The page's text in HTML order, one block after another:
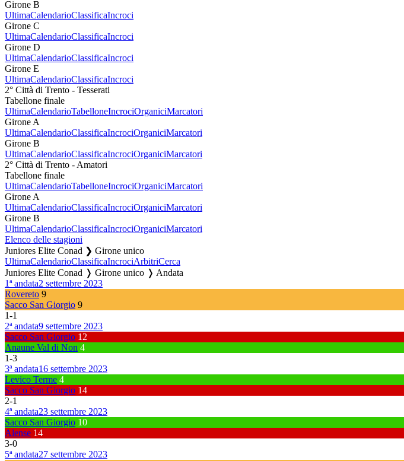
Girone B
UltimaCalendarioClassificaIncroci
Girone C
UltimaCalendarioClassificaIncroci
Girone D
UltimaCalendarioClassificaIncroci
Girone E
UltimaCalendarioClassificaIncroci
2° Città di Trento - Tesserati
Tabellone finale
UltimaCalendarioTabelloneIncrociOrganiciMarcatori
Girone A
UltimaCalendarioClassificaIncrociOrganiciMarcatori
Girone B
UltimaCalendarioClassificaIncrociOrganiciMarcatori
2° Città di Trento - Amatori
Tabellone finale
UltimaCalendarioTabelloneIncrociOrganiciMarcatori
Girone A
UltimaCalendarioClassificaIncrociOrganiciMarcatori
Girone B
UltimaCalendarioClassificaIncrociOrganiciMarcatori
Elenco delle stagioni
Juniores Elite Conad ❯ Girone unico
UltimaCalendarioClassificaIncrociArbitriCerca
Juniores Elite Conad ❭ Girone unico ❭ Andata
1ª andata2 settembre 2023
Rovereto 9
Sacco San Giorgio 9
1-1
2ª andata9 settembre 2023
Sacco San Giorgio 12
Anaune Val di Non 4
1-3
3ª andata16 settembre 2023
Levico Terme 4
Sacco San Giorgio 14
2-1
4ª andata23 settembre 2023
Sacco San Giorgio 10
Alense 14
3-0
5ª andata27 settembre 2023